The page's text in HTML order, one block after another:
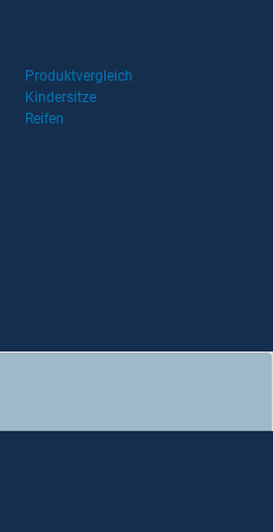
Produktvergleich
Kindersitze
Reifen